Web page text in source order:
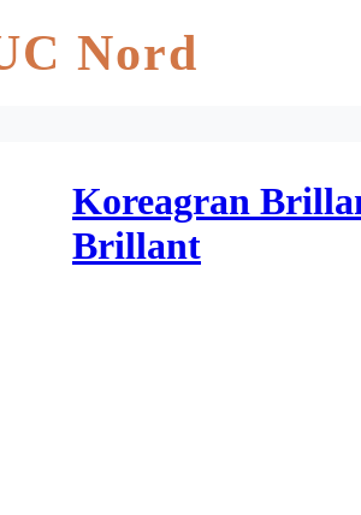
Nord
Koreagran
Brillant